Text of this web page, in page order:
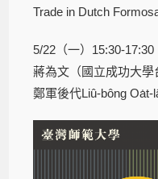
Trade in Dutch
5/22（一）15:30-17:30
蔣為文（國立成功大
鄭軍後代Liû-bông Oa̍t-